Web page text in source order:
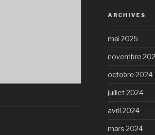
ARCHIVES
mai 2025
novembre
octobre 2024
juillet 2024
avril 2024
mars 2024